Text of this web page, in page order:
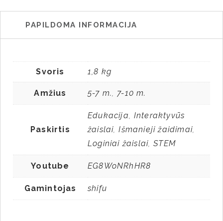
PAPILDOMA INFORMACIJA
Svoris 1,8 kg
Amžius 5-7 m., 7-10 m.
Paskirtis
Edukacija, Interaktyvūs
žaislai,Išmanieji žaidimai,
Loginiai žaislai,STEM
Youtube EG8WoNRhHR8
Gamintojas shifu